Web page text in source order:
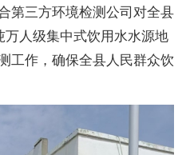
第三方环境检测公司对全县
人级集中式饮用水水源地
工作，确保全县人民群众饮